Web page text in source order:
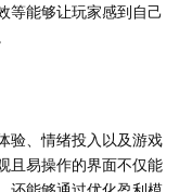
等能够让玩家感到自己
验、情绪投入以及游戏
且易操作的界面不仅能